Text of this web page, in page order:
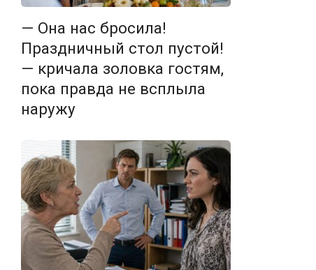
— Она нас бросила!
Праздничный стол пустой!
— кричала золовка гостям,
пока правда не всплыла
наружу